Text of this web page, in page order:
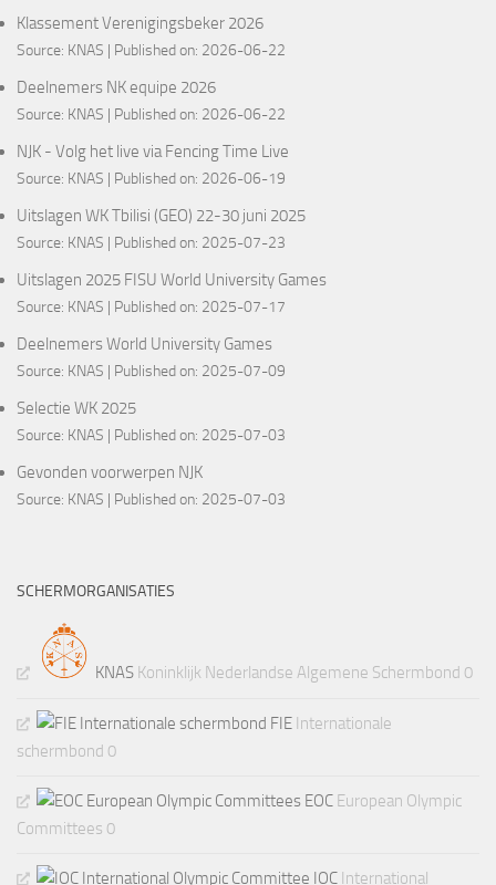
Klassement Verenigingsbeker 2026
Source: KNAS Published on: 2026-06-22
Deelnemers NK equipe 2026
Source: KNAS Published on: 2026-06-22
NJK - Volg het live via Fencing Time Live
Source: KNAS Published on: 2026-06-19
Uitslagen WK Tbilisi (GEO) 22-30 juni 2025
Source: KNAS Published on: 2025-07-23
Uitslagen 2025 FISU World University Games
Source: KNAS Published on: 2025-07-17
Deelnemers World University Games
Source: KNAS Published on: 2025-07-09
Selectie WK 2025
Source: KNAS Published on: 2025-07-03
Gevonden voorwerpen NJK
Source: KNAS Published on: 2025-07-03
SCHERMORGANISATIES
KNAS Koninklijk Nederlandse Algemene Schermbond 0
FIE Internationale
schermbond 0
EOC European Olympic
Committees 0
IOC International